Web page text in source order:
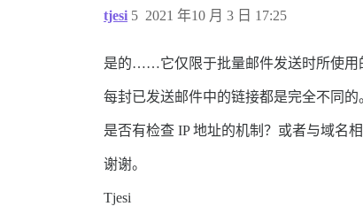
tjesi 2021 年10 月 3 日 17:25
5
是的……它仅限于批量邮件发送时所使用
每封已发送邮件中的链接都是完全不同
是否有检查 IP 地址的机制？或者与域名相
谢谢。
Tjesi